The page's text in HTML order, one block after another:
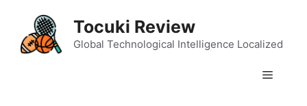
content
Tocuki Review
Global Technological Intelligence Localized
Menu